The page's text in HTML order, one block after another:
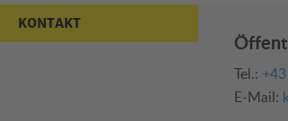
KONTAKT
Tel.:
E-Mail: